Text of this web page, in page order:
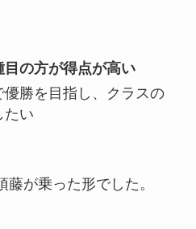
目の方が得点が高い
勝を目指し、クラスの
たい
が乗った形でした。